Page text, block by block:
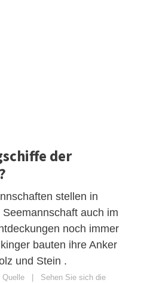
der
stellen in
auch im
noch immer
bauten ihre Anker
und Stein .
Quelle
Sehen Sie sich die